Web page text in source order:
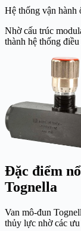
Hệ thống vận hành
Nhờ cấu trúc
thành hệ thống
Đặc điểm
Tognella
Van mô-đun
thủy lực nhờ các